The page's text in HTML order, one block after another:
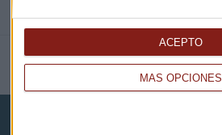
MÁS OPCIONES
ACEPTO
NOTICIAS RELACIONADAS